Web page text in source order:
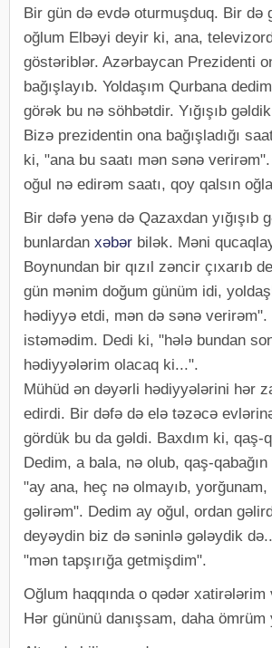
Bir gün də evdə oturmuşduq. Bir də
oğlum Elbəyi deyir ki, ana,
göstəriblər. Azərbaycan Prezidenti
bağışlayıb. Yoldaşım Qurbana
görək bu nə söhbətdir. Yığışıb
Bizə prezidentin ona bağışladığı
ki, "ana bu saatı mən sənə
oğul nə edirəm saatı, qoy qalsın
Bir dəfə yenə də Qazaxdan yığışıb
bunlardan xəbər bilək. Məni
Boynundan bir qızıl zəncir çıxarıb
gün mənim doğum günüm idi,
hədiyyə etdi, mən də sənə
istəmədim. Dedi ki, "hələ bundan
hədiyyələrim olacaq ki...".
Mühüd ən dəyərli hədiyyələrini hər
edirdi. Bir dəfə də elə təzəcə
gördük bu da gəldi. Baxdım ki, qaş-
Dedim, a bala, nə olub, qaş-
"ay ana, heç nə olmayıb,
gəlirəm". Dedim ay oğul, ordan
deyəydin biz də səninlə gələydik
"mən tapşırığa getmişdim".
Oğlum haqqında o qədər
Hər gününü danışsam, daha ömrüm